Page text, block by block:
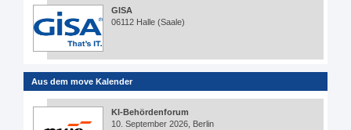
GISA
06112 Halle (Saale)
Aus dem move Kalender
KI-Behördenforum
10. September 2026, Berlin